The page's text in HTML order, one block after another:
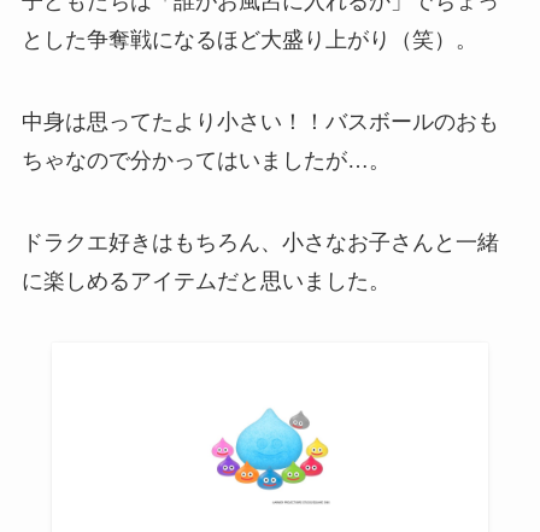
とした争奪戦になるほど大盛り上がり（笑）。
中身は思ってたより小さい！！バスボールのおも
ちゃなので分かってはいましたが…。
ドラクエ好きはもちろん、小さなお子さんと一緒
に楽しめるアイテムだと思いました。